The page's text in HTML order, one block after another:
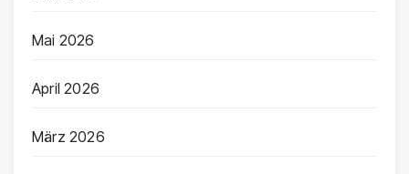
Mai 2026
April 2026
März 2026